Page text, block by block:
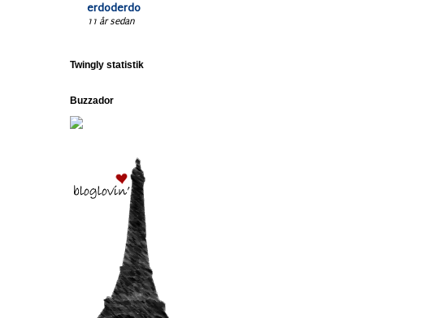
erdoderdo
11 år sedan
Twingly statistik
Buzzador